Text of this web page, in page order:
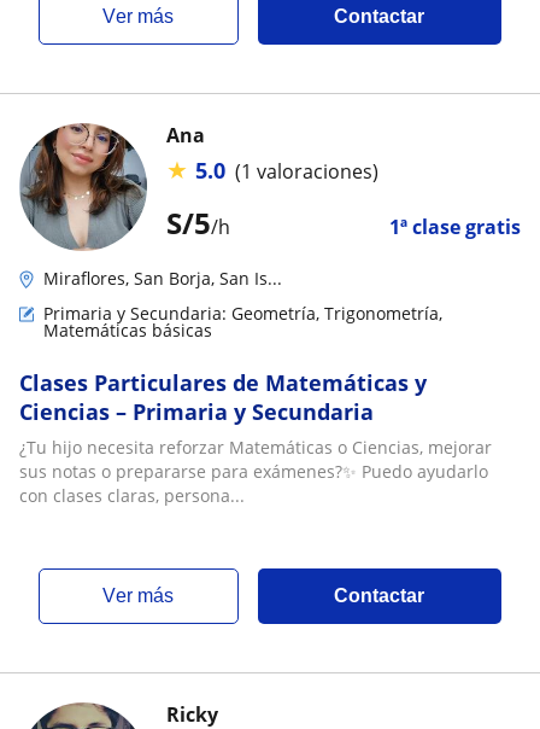
ver más Contactar
S/5/h 1ª clase gratis
Ana
★ 5.0 (1 valoraciones)
Miraflores, San Borja, San Is...
Primaria y Secundaria: Geometría, Trigonometría,
Matemáticas básicas
Clases Particulares de Matemáticas y
Ciencias – Primaria y Secundaria
¿Tu hijo necesita reforzar Matemáticas o Ciencias, mejorar
sus notas o prepararse para exámenes?✨ Puedo ayudarlo
con clases claras, persona...
ver más Contactar
Ricky